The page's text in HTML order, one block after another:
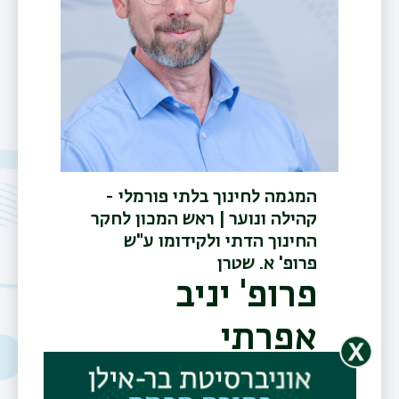
המגמה לחינוך בלתי פורמלי -
קהילה ונוער | ראש המכון לחקר
החינוך הדתי ולקידומו ע"ש
פרופ' א. שטרן
פרופ' יניב
אפרתי
טלפון